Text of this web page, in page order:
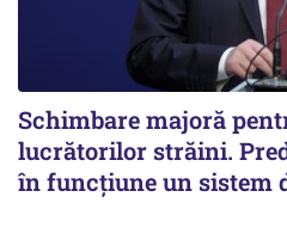
Schimbare majoră
lucrătorilor străini.
în funcțiune un sistem